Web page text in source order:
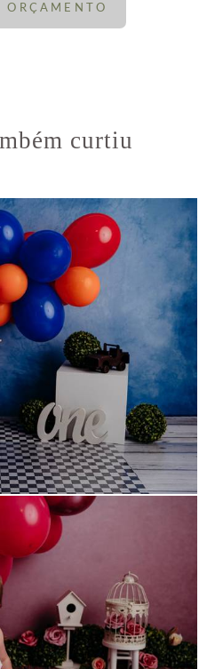
curtiu